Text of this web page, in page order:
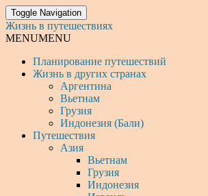
Toggle Navigation
Жизнь в путешествиях
MENUMENU
Планирование путешествий
Жизнь в других странах
Аргентина
Вьетнам
Грузия
Индонезия (Бали)
Путешествия
Азия
Вьетнам
Грузия
Индонезия